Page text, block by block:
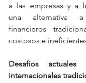
a las empresas y a
una alternativa
financieros
costosos e
Desafíos
internacionales